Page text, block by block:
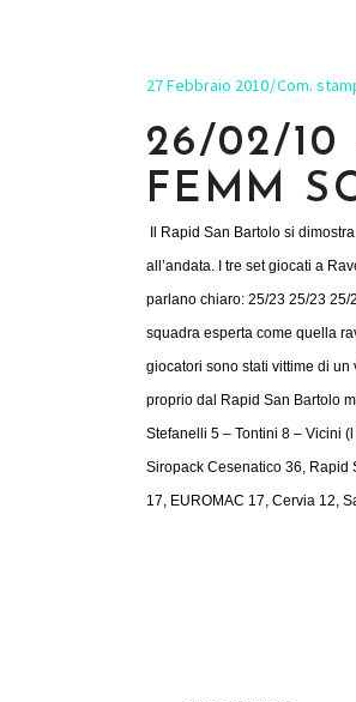
27 Febbraio 2010 Com.
26/02/10
FEMM
Il Rapid San Bartolo si
all’andata. I tre set giocati a
parlano chiaro: 25/23 25/23 25/
squadra esperta come quella
giocatori sono stati vittime di
proprio dal Rapid San Bartolo
Stefanelli 5 – Tontini 8 – Vicini
Siropack Cesenatico 36, Rapid
17, EUROMAC 17, Cervia 12,